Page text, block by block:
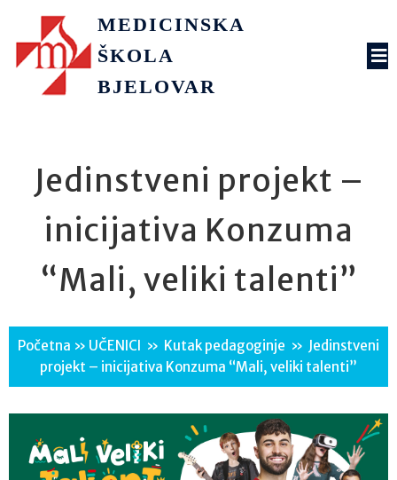
MEDICINSKA
ŠKOLA
BJELOVAR
Jedinstveni projekt –
inicijativa Konzuma
“Mali, veliki talenti”
Početna » UČENICI » Kutak pedagoginje » Jedinstveni
projekt – inicijativa Konzuma “Mali, veliki talenti”